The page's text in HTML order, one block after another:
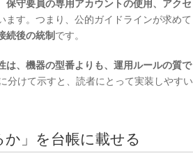
保守要員の専用アカウントの使用、アクセ
ます。つまり、公的ガイドラインが求めて
続後の統制 です。
は、機器の型番よりも、運用ルールの質で
分けて示すと、読者にとって実装しやすい
」を台帳に載せる